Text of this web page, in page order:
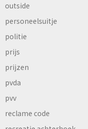
outside
personeelsuitje
politie
prijs
prijzen
pvda
pvv
reclame code